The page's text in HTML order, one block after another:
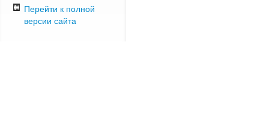
Перейти к полной
версии сайта